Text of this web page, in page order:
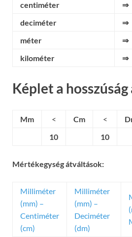
centiméter
⇒
deciméter
⇒
méter
⇒
kilométer
⇒
Képlet a
Mm < Cm <
10
10
Mértékegység átváltások:
Milliméter
(mm) –
Centiméter
(cm)
Milliméter
(mm) –
Deciméter
(dm)